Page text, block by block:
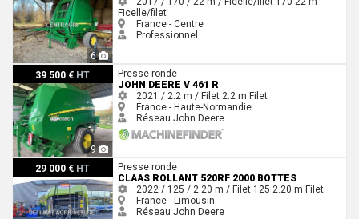
6
Ficelle/filet
France - Centre
Professionnel
39 500 € HT
9
John Deere V 461 R
Presse ronde
JOHN DEERE V 461 R
2021 / 2.2 m / Filet 2.2 m Filet
France - Haute-Normandie
Réseau John Deere
29 000 € HT
Claas ROLLANT 520RF 2000 BOTTES
Presse ronde
CLAAS ROLLANT 520RF 2000 BOTTES
2022 / 125 / 2.20 m / Filet 125 2.20 m Filet
France - Limousin
Réseau John Deere